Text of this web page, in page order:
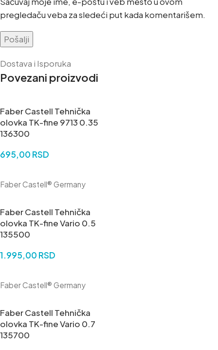
pregledaču veba za sledeći put kada komentarišem.
Dostava i Isporuka
Povezani proizvodi
Faber Castell Tehnička
olovka TK-fine 9713 0.35
136300
695,00 RSD
Faber Castell® Germany
Faber Castell Tehnička
olovka TK-fine Vario 0.5
135500
1.995,00 RSD
Faber Castell® Germany
Faber Castell Tehnička
olovka TK-fine Vario 0.7
135700